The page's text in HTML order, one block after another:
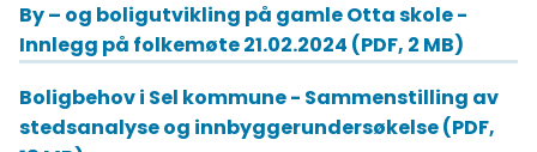
By – og boligutvikling på gamle Otta skole -
Innlegg på folkemøte 21.02.2024 (PDF, 2 MB)
Boligbehov i Sel kommune - Sammenstilling av
stedsanalyse og innbyggerundersøkelse(PDF,